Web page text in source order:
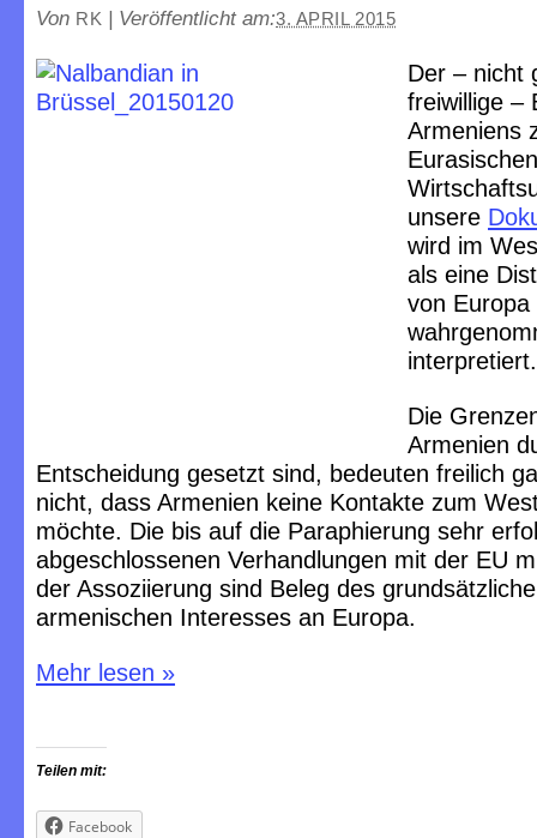
Von RK | Veröffentlicht am:3. APRIL 2015
Der – nicht
freiwillige –
Armeniens
Eurasischen
unsere
wird im
als eine
von Europa
interpretiert.
Die
Armenien
Entscheidung gesetzt sind, bedeuten freilich
nicht, dass Armenien keine Kontakte zum
möchte. Die bis auf die Paraphierung sehr
abgeschlossenen Verhandlungen mit der EU
der Assoziierung sind Beleg des
armenischen Interesses an Europa.
Mehr lesen »
Teilen mit:
Facebook